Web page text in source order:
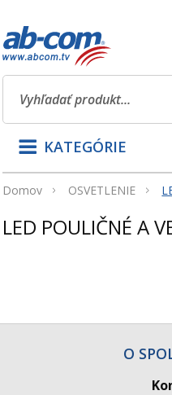
KATEGÓRIE
Domov OSVETLENIE
LED POULIČNÉ A
O